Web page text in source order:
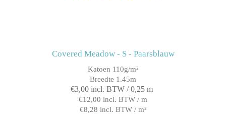
Covered Meadow - S - Paarsblauw
Katoen 110g/m²
Breedte 1.45m
€3,00 incl. BTW / 0,25 m
€12,00 incl. BTW / m
€8,28 incl. BTW / m²